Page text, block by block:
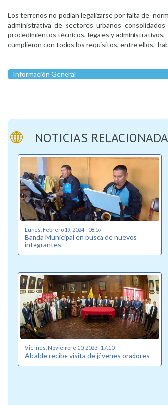
Los terrenos no podían legalizarse por falta de
administrativa de sectores urbanos
procedimientos técnicos, legales y
cumplieron con todos los requisitos, entre ellos,
Información General
NOTICIAS
Lunes, Febrero 19, 2024 - 08:57
Banda Municipal en busca de nuevos
integrantes
Viernes, Noviembre 10, 2023 - 17:10
Alcalde recibe visita de jóvenes oradores